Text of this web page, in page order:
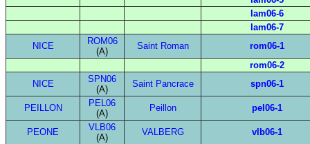
lam06-6
lam06-7
NICE
ROM06
(A)
Saint Roman
rom06-1
rom06-2
NICE
SPN06
(A)
Saint Pancrace spn06-1
PEILLON
PEL06
(A)
Peillon pel06-1
PEONE
VLB06
(A)
VALBERG
vlb06-1